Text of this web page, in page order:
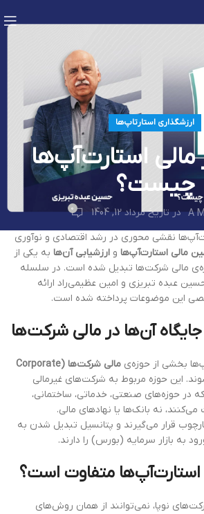
ارزشگذاری استارتاپ‌ها
مالی استارت‌آپ‌ها
چیست؟
A در تاریخ مرداد 12, 1404 0
نقشی محوری در رشد اقتصادی و نوآوری
مالی استارت‌آپ‌ها و ارزشیابی آن‌ها به یکی از
مالی شرکت‌ها تبدیل شده است. در سلسله
عبده تبریزی و امین عظیمی‌راد ارائه
این موضوعات پرداخته شده است.
آن‌ها در مالی شرکت‌ها
بخشی از حوزه‌ی
مالی شرکت‌ها (Corporate
این حوزه مربوط به شرکت‌های غیرمالی
در حوزه‌های صنعتی، خدماتی، ساختمانی،
نه بانک‌ها یا نهادهای مالی.
قرار می‌گیرند و پتانسیل تبدیل شدن به
به بازار سرمایه (بورس) را دارند.
استارت‌آپ‌ها متفاوت است؟
نوپا، نمی‌توانند از همان روش‌های